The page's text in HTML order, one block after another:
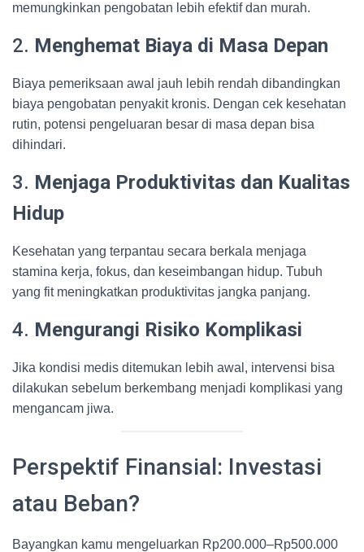
memungkinkan pengobatan lebih efektif dan murah.
2. Menghemat Biaya di Masa Depan
Biaya pemeriksaan awal jauh lebih rendah dibandingkan
biaya pengobatan penyakit kronis. Dengan cek kesehatan
rutin, potensi pengeluaran besar di masa depan bisa
dihindari.
3. Menjaga Produktivitas dan Kualitas
Hidup
Kesehatan yang terpantau secara berkala menjaga
stamina kerja, fokus, dan keseimbangan hidup. Tubuh
yang fit meningkatkan produktivitas jangka panjang.
4. Mengurangi Risiko Komplikasi
Jika kondisi medis ditemukan lebih awal, intervensi bisa
dilakukan sebelum berkembang menjadi komplikasi yang
mengancam jiwa.
Perspektif Finansial: Investasi
atau Beban?
Bayangkan kamu mengeluarkan Rp200.000–Rp500.000